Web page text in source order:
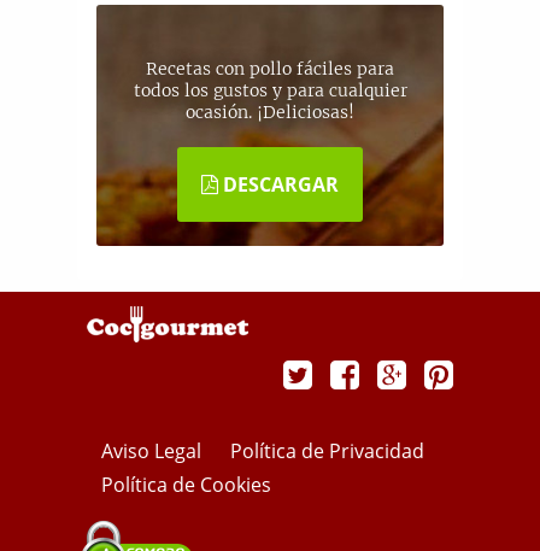
Recetas con pollo fáciles para
todos los gustos y para cualquier
ocasión. ¡Deliciosas!
DESCARGAR
Aviso Legal
Política de Privacidad
Política de Cookies